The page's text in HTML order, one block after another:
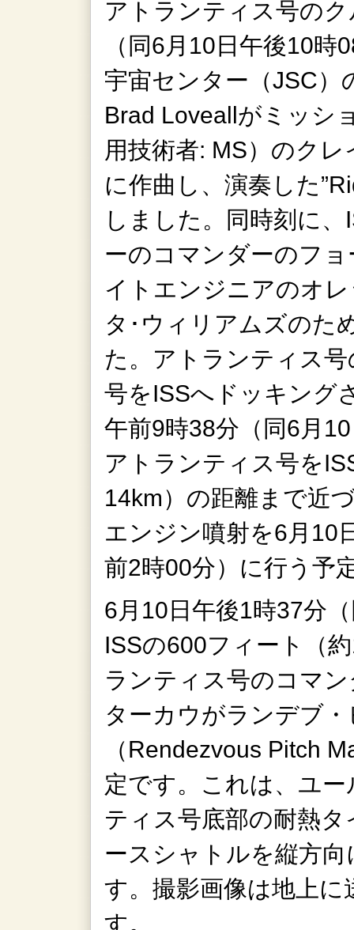
アトランティス号の
（同6月10日午後10
宇宙センター（JSC）
Brad Loveallがミッシ
用技術者: MS）のク
に作曲し、演奏した
しました。同時刻に
ーのコマンダーのフ
イトエンジニアのオ
タ･ウィリアムズのた
た。アトランティス
号をISSへドッキング
午前9時38分（同6月
アトランティス号を
14km）の距離まで近
エンジン噴射を6月10
前2時00分）に行う予
6月10日午後1時37分
ISSの600フィート（
ランティス号のコマ
ターカウがランデブ
（Rendezvous Pitch
定です。これは、ユ
ティス号底部の耐熱
ースシャトルを縦方
す。撮影画像は地上
す。